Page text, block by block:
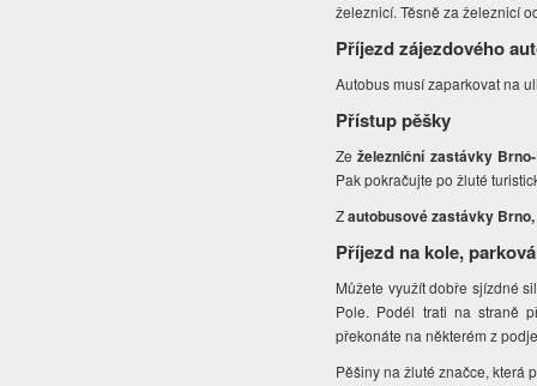
železnicí. Těsně za železnicí
Příjezd zájezdového
Autobus musí zaparkovat na
Přístup pěšky
Zeželezniční zastávky
Pak pokračujte po žluté
Zautobusové zastávky
Příjezd na kole,
Můžete využít dobře sjízdné
Pole. Podél trati na straně
překonáte na některém z
Pěšiny na žluté značce, která